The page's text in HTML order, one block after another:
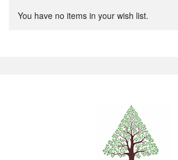
You have no items in your wish list.